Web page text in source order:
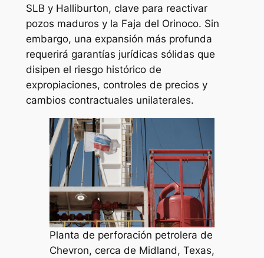
SLB y Halliburton, clave para reactivar
pozos maduros y la Faja del Orinoco. Sin
embargo, una expansión más profunda
requerirá garantías jurídicas sólidas que
disipen el riesgo histórico de
expropiaciones, controles de precios y
cambios contractuales unilaterales.
Planta de perforación petrolera de
Chevron, cerca de Midland, Texas,